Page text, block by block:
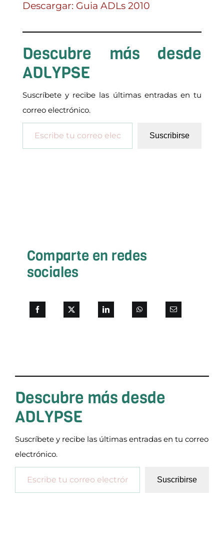
Descargar: Guia ADLs 2010
Descubre más desde
ADLYPSE
Suscríbete y recibe las últimas entradas en tu
correo electrónico.
Escribe tu correo electrónico…
Suscribirse
Comparte en redes
sociales
Descubre más desde
ADLYPSE
Suscríbete y recibe las últimas entradas en tu correo
electrónico.
Escribe tu correo electrónico…
Suscribirse